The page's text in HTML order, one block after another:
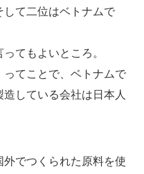
て二位はベトナムで
てもよいところ。
ってことで、ベトナムで
している会社は日本人
でつくられた原料を使